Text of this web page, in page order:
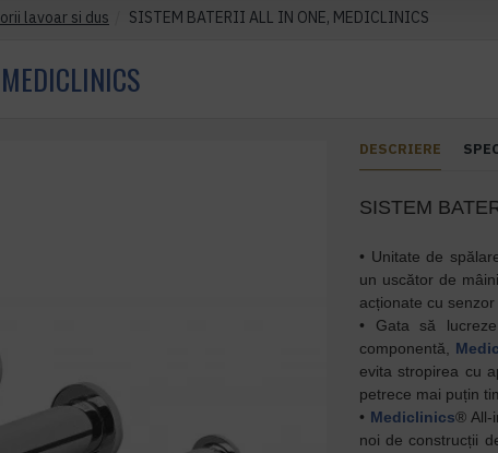
lavoar si dus SISTEM BATERII ALL IN ONE, MEDICLINICS
DESCRIERE
SISTEM
• Unitate de
un uscător de
acționate cu
• Gata să
componentă,
evita stropirea cu
petrece mai puțin
• Mediclinics® All-
noi de construcții